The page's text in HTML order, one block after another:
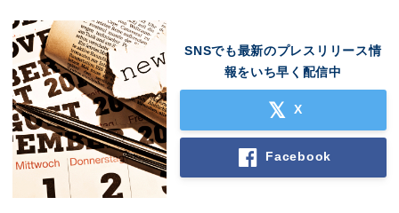
SNSでも最新のプレスリリース情
報をいち早く配信中
X
Facebook